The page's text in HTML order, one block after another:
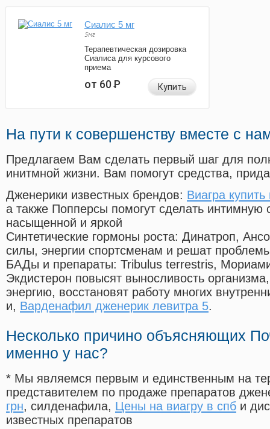
Сиалис 5 мг
5мг
Терапевтическая дозировка
Сиалиса для курсового
приема
от 60Р Купить
На пути к совершенству вместе с
Предлагаем Вам сделать первый шаг для
инитмной жизни. Вам помогут средства,
Дженерики известных брендов: Виагра
а также Попперсы помогут сделать
насыщенной и яркой
Синтетические гормоны роста: Динатроп,
силы, энергии спортсменам и решат
БАДы и препараты: Tribulus terrestris,
Экдистерон повысят выносливость
энергию, восстановят работу многих
и, Варденафил дженерик левитра 5.
Несколько причино объясняющих
именно у нас?
* Мы являемся первым и единственным на
представителем по продаже препаратов
грн, силденафила, Цены на виагру в спб и
известных препаратов